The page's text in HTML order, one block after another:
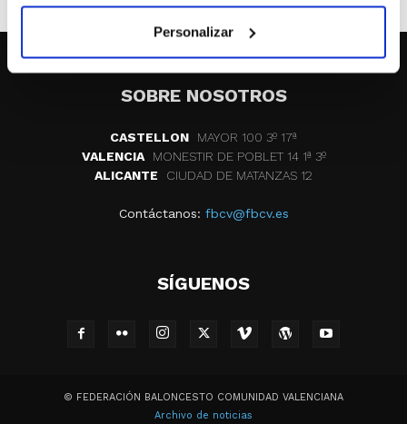
Personalizar
SOBRE NOSOTROS
CASTELLON
MAYOR 100 3º 17ª
VALENCIA
MONESTIR DE POBLET 14 1ª 3º
ALICANTE
CIUDAD DE MATANZAS 12
Contáctanos: fbcv@fbcv.es
SÍGUENOS
© FEDERACIÓN BALONCESTO COMUNIDAD VALENCIANA
Archivo de noticias